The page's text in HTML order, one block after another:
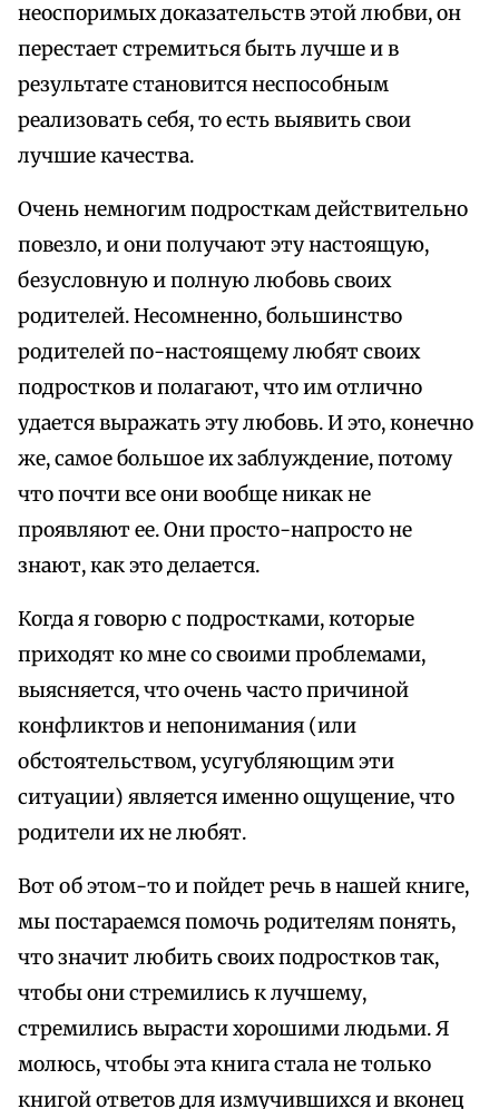
неоспоримых доказательств этой любви, он
перестает стремиться быть лучше и в
результате становится неспособным
реализовать себя, то есть выявить свои
лучшие качества.
Очень немногим подросткам действительно
повезло, и они получают эту настоящую,
безусловную и полную любовь своих
родителей. Несомненно, большинство
родителей по-настоящему любят своих
подростков и полагают, что им отлично
удается выражать эту любовь. И это, конечно
же, самое большое их заблуждение, потому
что почти все они вообще никак не
проявляют ее. Они просто-напросто не
знают, как это делается.
Когда я говорю с подростками, которые
приходят ко мне со своими проблемами,
выясняется, что очень часто причиной
конфликтов и непонимания (или
обстоятельством, усугубляющим эти
ситуации) является именно ощущение, что
родители их не любят.
Вот об этом-то и пойдет речь в нашей книге,
мы постараемся помочь родителям понять,
что значит любить своих подростков так,
чтобы они стремились к лучшему,
стремились вырасти хорошими людьми. Я
молюсь, чтобы эта книга стала не только
книгой ответов для измучившихся и вконец